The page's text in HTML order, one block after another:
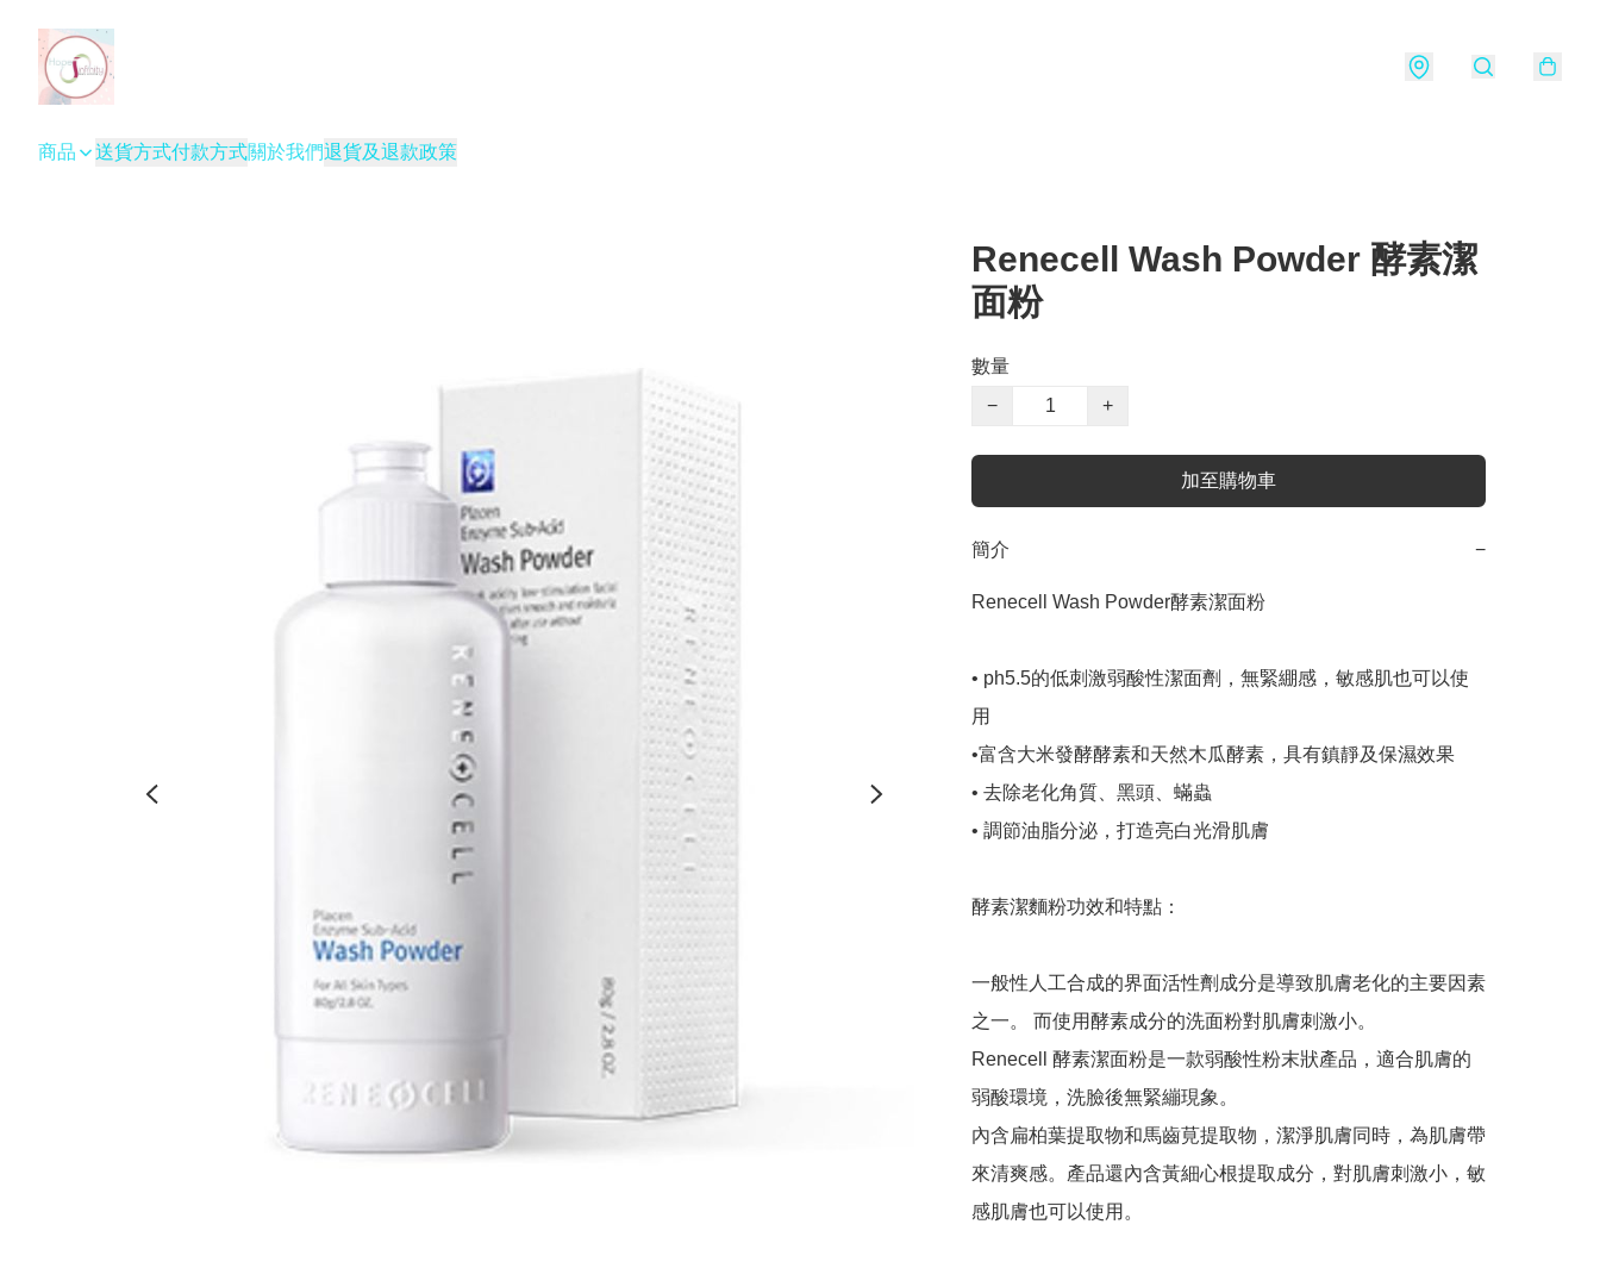
商品 送貨方式付款方式關於我們退貨及退款政策
Renecell Wash Powder 酵素潔
面粉
數量
−
+
加至購物車
簡介 −
Renecell Wash Powder酵素潔面粉
• ph5.5的低刺激弱酸性潔面劑，無緊綳感，敏感肌也可以使
用
•富含大米發酵酵素和天然木瓜酵素，具有鎮靜及保濕效果
• 去除老化角質、黑頭、蟎蟲
• 調節油脂分泌，打造亮白光滑肌膚
酵素潔麵粉功效和特點：
一般性人工合成的界面活性劑成分是導致肌膚老化的主要因素
之一。 而使用酵素成分的洗面粉對肌膚刺激小。
Renecell 酵素潔面粉是一款弱酸性粉末狀產品，適合肌膚的
弱酸環境，洗臉後無緊繃現象。
內含扁柏葉提取物和馬齒莧提取物，潔淨肌膚同時，為肌膚帶
來清爽感。產品還內含黃細心根提取成分，對肌膚刺激小，敏
感肌膚也可以使用。